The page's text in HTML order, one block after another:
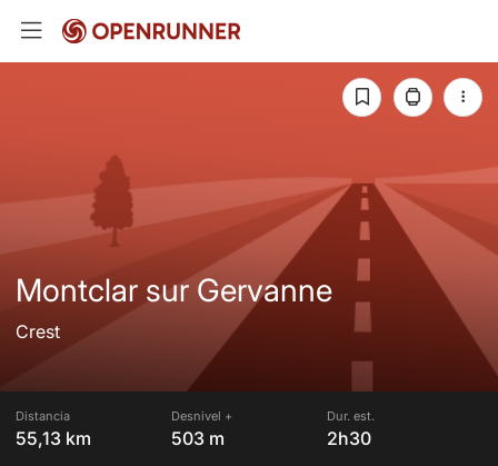
Montclar sur Gervanne
Crest
Distancia
55,13 km
Desnivel +
503 m
Dur. est.
2h30